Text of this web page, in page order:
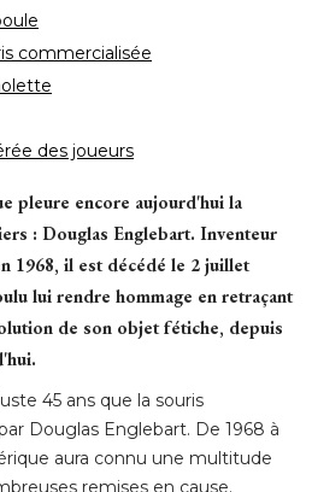
commercialisée
des joueurs
pleure encore aujourd'hui la
: Douglas Englebart. Inventeur
1968, il est décédé le 2 juillet
lui rendre hommage en retraçant
de son objet fétiche, depuis
45 ans que la souris
Douglas Englebart. De 1968 à
aura connu une multitude
remises en cause.